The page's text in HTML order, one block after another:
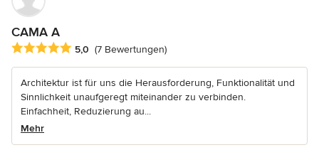
CAMA A
Durchschnittliche Bewertung: 5 von 5 Sternen
5,0 (7 Bewertungen)
Architektur ist für uns die Herausforderung, Funktionalität und
Sinnlichkeit unaufgeregt miteinander zu verbinden.
Einfachheit, Reduzierung au...
Mehr